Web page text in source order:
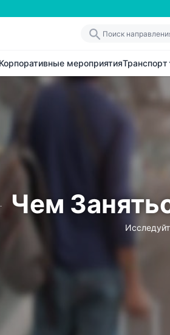
Корпоративные мероприятияТранспорт
Чем